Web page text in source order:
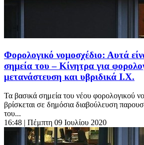
Φορολογικό νομοσχέδιο: Αυτά
σημεία του – Κίνητρα για
μετανάστευση και υβριδικά Ι.Χ.
Τα βασικά σημεία του νέου φορολογικού
βρίσκεται σε δημόσια διαβούλευση
του...
16:48 | Πέμπτη 09 Ιουλίου 2020